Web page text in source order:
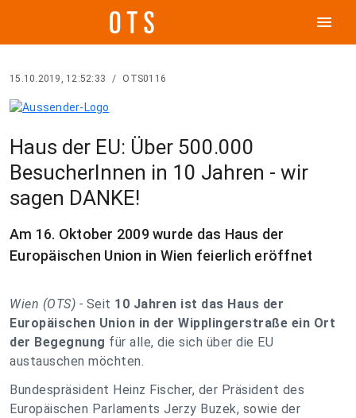
menu
15.10.2019, 12:52:33 / OTS0116
Haus der EU: Über 500.000
BesucherInnen in 10 Jahren - wir
sagen DANKE!
Am 16. Oktober 2009 wurde das Haus der
Europäischen Union in Wien feierlich eröffnet
Wien (OTS) - Seit 10 Jahren ist das Haus der
Europäischen Union in der Wipplingerstraße ein Ort
der Begegnung für alle, die sich über die EU
austauschen möchten.
Bundespräsident Heinz Fischer, der Präsident des
Europäischen Parlaments Jerzy Buzek, sowie der